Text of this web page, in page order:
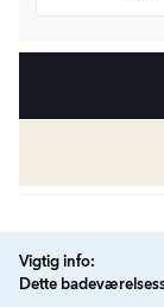
Vigtig info:
Dette